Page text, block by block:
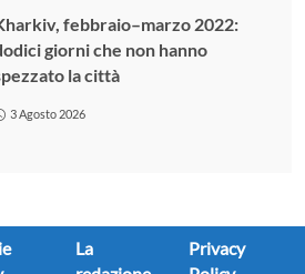
febbraio–marzo 2022:
giorni che non hanno
la città
3 Agosto 2026
La
Privacy